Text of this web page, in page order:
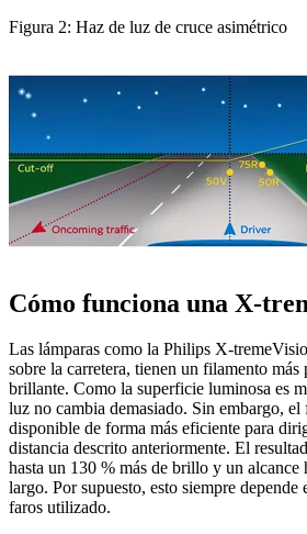
Figura 2: Haz de luz de cruce asimétrico
Cómo funciona una X-
Las lámparas como la Philips X-
sobre la carretera, tienen un filamento más
brillante. Como la superficie luminosa es
luz no cambia demasiado. Sin embargo,
disponible de forma más eficiente para
distancia descrito anteriormente. El
hasta un 130 % más de brillo y un alcance
largo. Por supuesto, esto siempre depende
faros utilizado.